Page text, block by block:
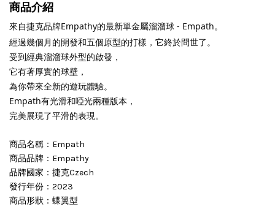
商品介紹
來自捷克品牌Empathy的最新單金屬溜溜球 - Empath。
經過幾個月的開發和五個原型的打樣，它終於問世了。
受到經典溜溜球外型的啟發，
它有著厚實的球壁，
為你帶來全新的遊玩體驗。
Empath有光滑和啞光兩種版本，
完美展現了平滑的表現。
商品名稱：Empath
商品品牌：Empathy
品牌國家：捷克Czech
發行年份：2023
商品形狀：蝶翼型